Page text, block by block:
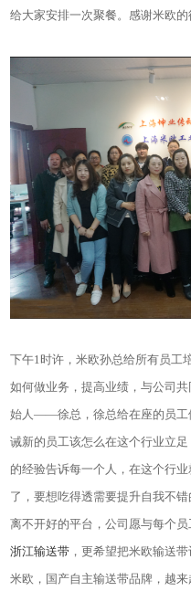
给大家安排一次聚餐。感谢米欧的
下午1时许，米欧孙总给所有员工
如何做业务，提高业绩，与公司
始人——徐总，徐总给在座的员工
诫新的员工该怎么在这个行业立
的经验告诉每一个人，在这个行
了，要想吃得透需要提升自我不
离不开好的平台，公司愿与每个
浙江输送带 ，更希望把米欧输送
米欧，国产自主输送带品牌，越来